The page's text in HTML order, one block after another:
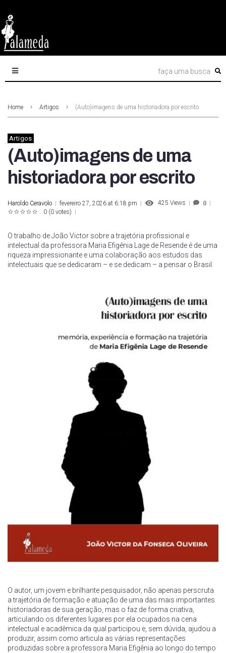
Home Artigos (Auto)imagens de uma historiadora por escrito
Artigos
(Auto)imagens de uma
historiadora por escrito
Haroldo Ceravolo fevereiro 27, 2026 at 6:18 pm 425 Views 0
0 (0 votes)
O trabalho de João Victor sobre a trajetória profissional e
intelectual da professora Maria Efigênia Lage de Resende é de uma
riqueza impressionante e uma colaboração aos estudos das
intelectuais que se dedicaram – e se dedicam – a pensar o Brasil.
O autor, um jovem e brilhante pesquisador, não apenas perscruta
a trajetória de formação e atuação de uma das mais importantes
historiadoras de sua geração, mas o faz de forma criativa,
articulando os diferentes lugares por ela ocupados na cena
intelectual e acadêmica da qual participou e, sem dúvida, ajudou a
produzir, assim como articula as várias representações
produzidas sobre a professora Maria Efigênia ao longo do tempo